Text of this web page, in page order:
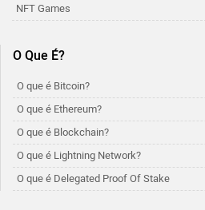
NFT Games
O Que É?
O que é Bitcoin?
O que é Ethereum?
O que é Blockchain?
O que é Lightning Network?
O que é Delegated Proof Of Stake